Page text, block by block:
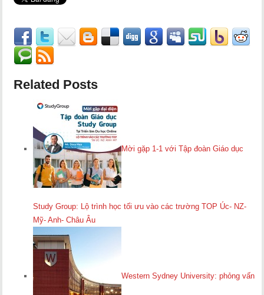
Related Posts
Mời gặp 1-1 với Tập đoàn Giáo dục
Study Group: Lộ trình học tối ưu vào các trường TOP Úc- NZ-
Mỹ- Anh- Châu Âu
Western Sydney University: phỏng vấn